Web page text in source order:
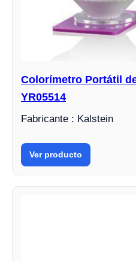
Colorímetro Portátil
YR05514
Fabricante : Kalstein
Ver producto